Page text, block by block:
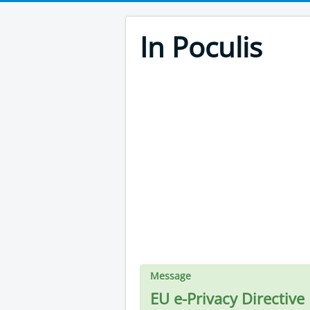
In Poculis
Message
EU e-Privacy Directive